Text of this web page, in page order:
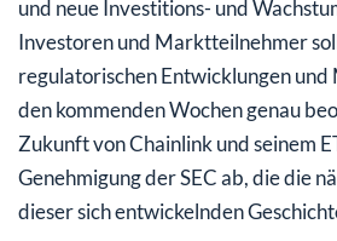
und neue Investitions- und
Investoren und Marktteilnehmer
regulatorischen Entwicklungen
den kommenden Wochen genau
Zukunft von Chainlink und seinem
Genehmigung der SEC ab, die die
dieser sich entwickelnden